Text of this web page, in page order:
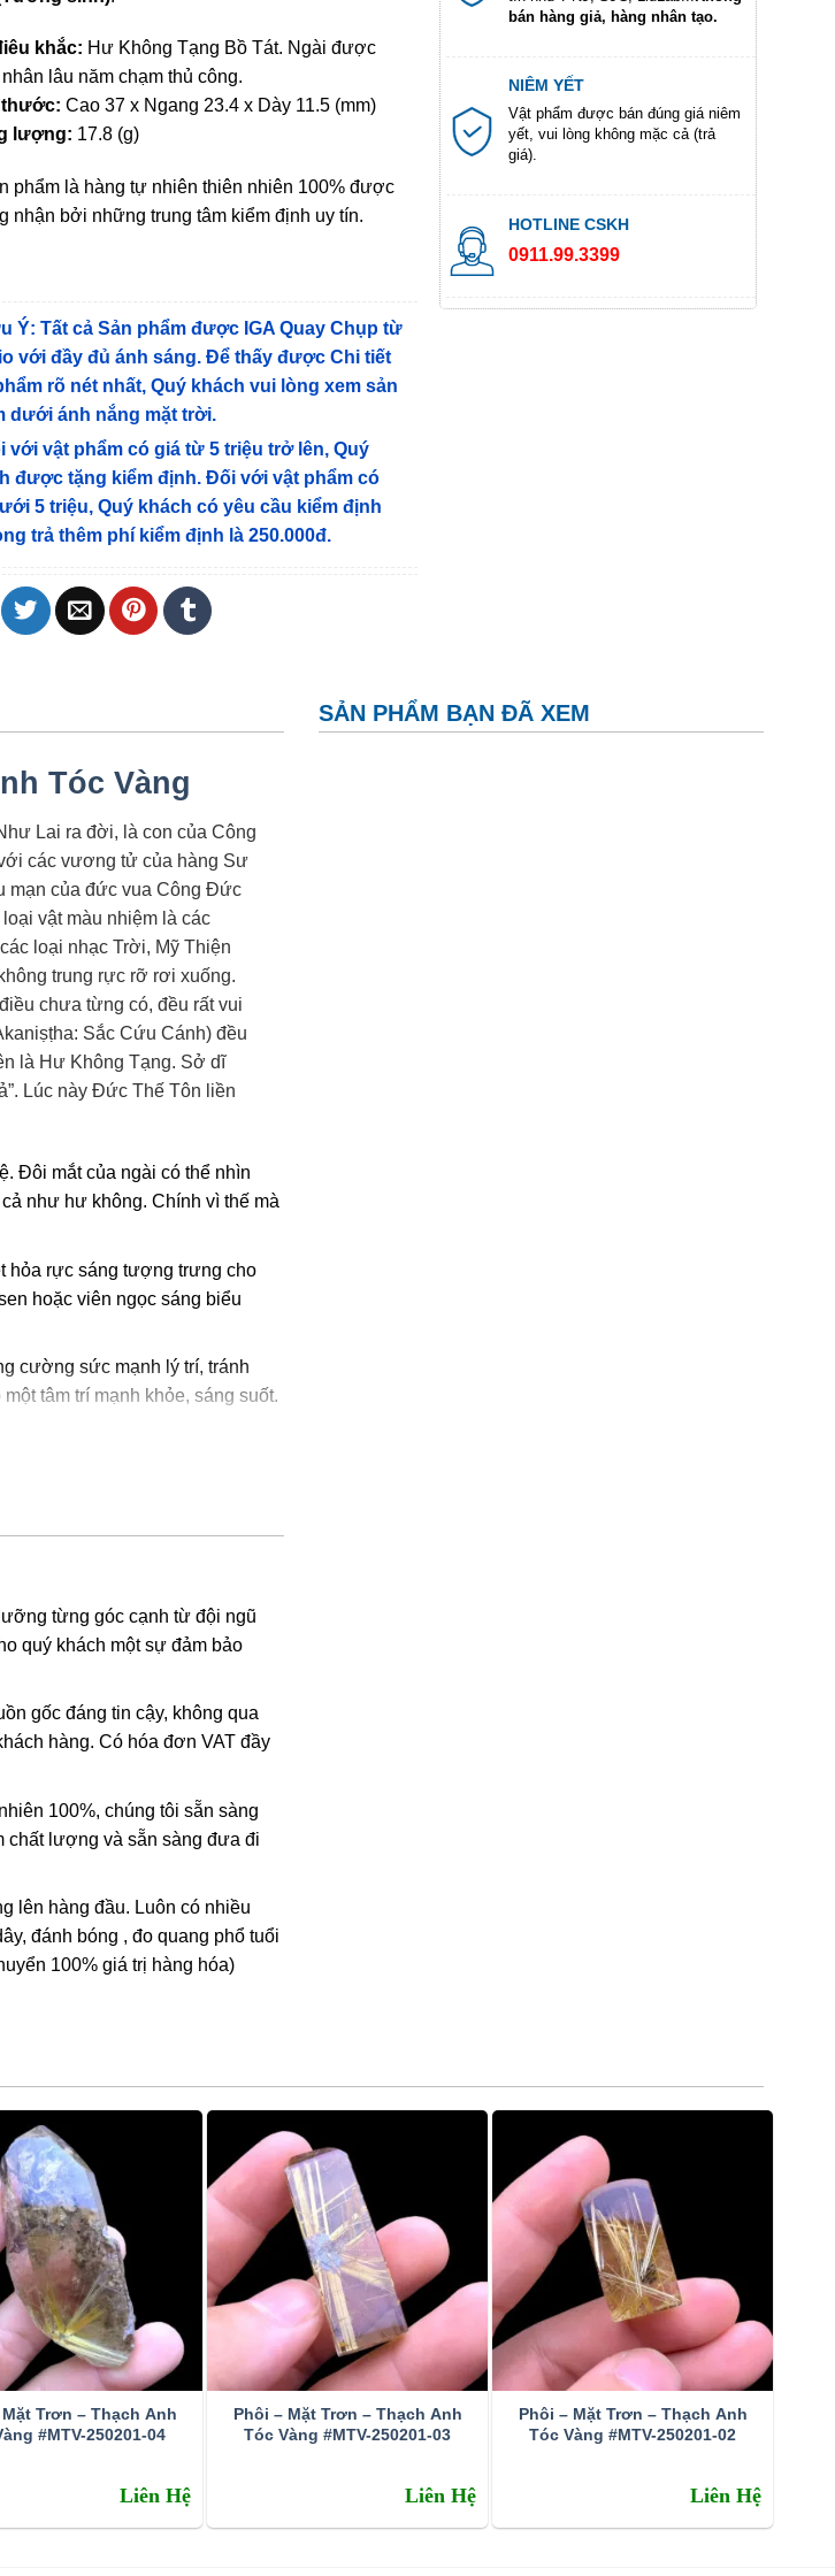
khắc: Hư Không Tạng Bồ Tát. Ngài được
lâu năm chạm thủ công.
thước: Cao 37 x Ngang 23.4 x Dày 11.5 (mm)
lượng: 17.8 (g)
phẩm là hàng tự nhiên thiên nhiên 100% được
nhận bởi những trung tâm kiểm định uy tín.
Ý: Tất cả Sản phẩm được IGA Quay Chụp từ
với đầy đủ ánh sáng. Để thấy được Chi tiết
rõ nét nhất, Quý khách vui lòng xem sản
dưới ánh nắng mặt trời.
với vật phẩm có giá từ 5 triệu trở lên, Quý
được tặng kiểm định. Đối với vật phẩm có
5 triệu, Quý khách có yêu cầu kiểm định
trả thêm phí kiểm định là 250.000đ.
bán hàng giả, hàng nhân tạo.
NIÊM YẾT
Vật phẩm được bán đúng giá niêm
yết, vui lòng không mặc cả (trả
giá).
HOTLINE CSKH
0911.99.3399
Tóc Vàng
Lai ra đời, là con của Công
các vương tử của hàng Sư
mạn của đức vua Công Đức
vật màu nhiệm là các
loại nhạc Trời, Mỹ Thiện
trung rực rỡ rơi xuống.
chưa từng có, đều rất vui
Sắc Cứu Cánh) đều
là Hư Không Tạng. Sở dĩ
Lúc này Đức Thế Tôn liền
Đôi mắt của ngài có thể nhìn
như hư không. Chính vì thế mà
hỏa rực sáng tượng trưng cho
hoặc viên ngọc sáng biểu
cường sức mạnh lý trí, tránh
tâm trí mạnh khỏe, sáng suốt.
từng góc cạnh từ đội ngũ
quý khách một sự đảm bảo
gốc đáng tin cậy, không qua
hàng. Có hóa đơn VAT đầy
100%, chúng tôi sẵn sàng
chất lượng và sẵn sàng đưa đi
lên hàng đầu. Luôn có nhiều
đánh bóng , đo quang phổ tuổi
100% giá trị hàng hóa)
SẢN PHẨM BẠN ĐÃ XEM
Trơn – Thạch Anh
#MTV-250201-04
Liên Hệ
Phôi – Mặt Trơn – Thạch Anh
Tóc Vàng #MTV-250201-03
Liên Hệ
Phôi – Mặt Trơn – Thạch Anh
Tóc Vàng #MTV-250201-02
Liên Hệ